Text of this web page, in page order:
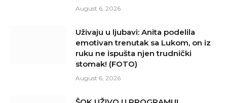
August 6, 2026
Uživaju u ljubavi: Anita podelila
emotivan trenutak sa Lukom, on iz
ruku ne ispušta njen trudnički
stomak! (FOTO)
August 6, 2026